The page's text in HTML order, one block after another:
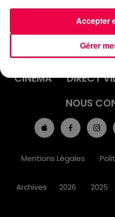
INFOS
AGENDA
JEUX
CINÉMA
DIRECT
NOUS
Mentions Légales
Archives 2026 2025
Gérer
Accepter